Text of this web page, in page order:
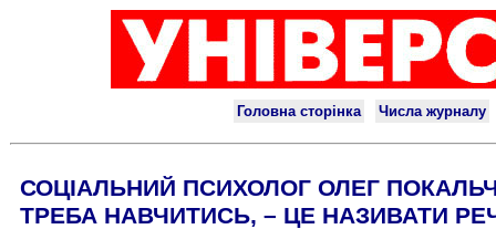
СОЦІАЛЬНИЙ ПСИХОЛОГ ОЛЕГ
ТРЕБА НАВЧИТИСЬ, – ЦЕ НАЗИВАТИ